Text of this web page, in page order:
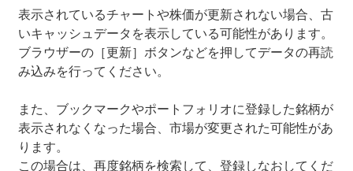
表示されているチャートや株価が更新されない場合、古
いキャッシュデータを表示している可能性があります。
ブラウザーの［更新］ボタンなどを押してデータの再読
み込みを行ってください。
また、ブックマークやポートフォリオに登録した銘柄が
表示されなくなった場合、市場が変更された可能性があ
ります。
この場合は、再度銘柄を検索して、登録しなおしてくだ